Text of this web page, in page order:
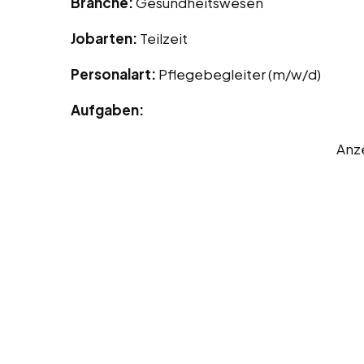
Jobarten: Teilzeit
Personalart: Pflegebegleiter (m/w/d)
Aufgaben: